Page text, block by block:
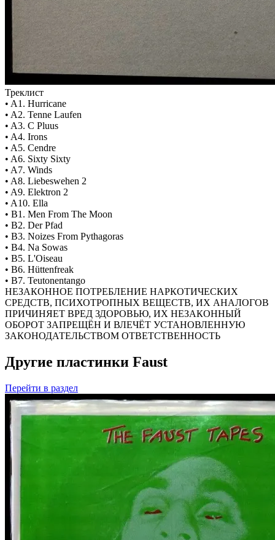
Треклист
• A1. Hurricane
• A2. Tenne Laufen
• A3. C Pluus
• A4. Irons
• A5. Cendre
• A6. Sixty Sixty
• A7. Winds
• A8. Liebeswehen 2
• A9. Elektron 2
• A10. Ella
• B1. Men From The Moon
• B2. Der Pfad
• B3. Noizes From Pythagoras
• B4. Na Sowas
• B5. L'Oiseau
• B6. Hüttenfreak
• B7. Teutonentango
НЕЗАКОННОЕ ПОТРЕБЛЕНИЕ НАРКОТИЧЕСКИХ
СРЕДСТВ, ПСИХОТРОПНЫХ ВЕЩЕСТВ, ИХ АНАЛОГОВ
ПРИЧИНЯЕТ ВРЕД ЗДОРОВЬЮ, ИХ НЕЗАКОННЫЙ
ОБОРОТ ЗАПРЕЩЁН И ВЛЕЧЁТ УСТАНОВЛЕННУЮ
ЗАКОНОДАТЕЛЬСТВОМ ОТВЕТСТВЕННОСТЬ
Другие пластинки Faust
Перейти в раздел